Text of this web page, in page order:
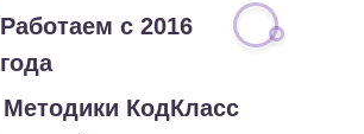
Работаем с 2016
года
Методики КодКласс